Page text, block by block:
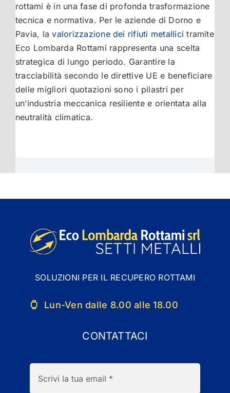
rottami è in una fase di profonda trasformazione
tecnica e normativa. Per le aziende di Dorno e
Pavia, lavalorizzazione dei rifiuti metallici tramite
Eco Lombarda Rottami rappresenta una scelta
strategica di lungo periodo. Garantire la
tracciabilità secondo le direttive UE e beneficiare
delle migliori quotazioni sono i pilastri per
un’industria meccanica resiliente e orientata alla
neutralità climatica.
SOLUZIONI PER IL RECUPERO ROTTAMI
Lun-Ven dalle 8.00 alle 18.00
CONTATTACI